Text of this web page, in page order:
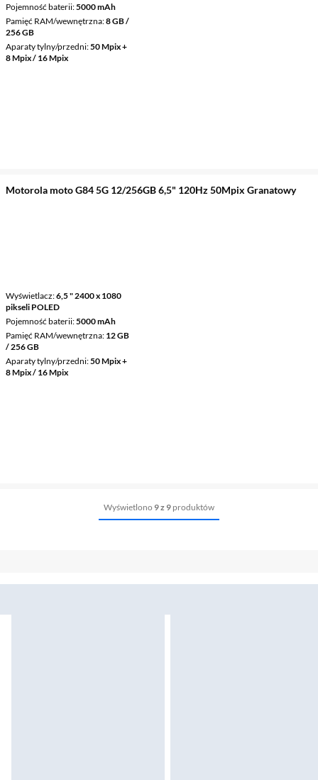
Pojemność baterii 5000 mAh
Pamięć RAM/wewnętrzna 8 GB /
256 GB
Aparaty tylny/przedni 50 Mpix +
8 Mpix / 16 Mpix
Motorola moto G84 5G 12/256GB 6,5" 120Hz 50Mpix Granatowy
Wyświetlacz 6,5 " 2400 x 1080
pikseli POLED
Pojemność baterii 5000 mAh
Pamięć RAM/wewnętrzna 12 GB
/ 256 GB
Aparaty tylny/przedni 50 Mpix +
8 Mpix / 16 Mpix
Wyświetlono 9 z 9 produktów